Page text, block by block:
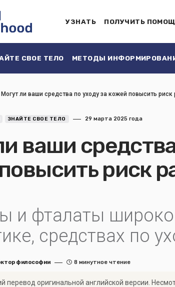
УЗНАТЬ ПОЛУЧИТЬ
СВОЕ ТЕЛО МЕТОДЫ
Могут ли ваши средства по уходу за кожей повысить риск
ЗНАЙТЕ СВОЕ ТЕЛО 29 марта 2025 года
ваши
риск
и фталаты
средствах по
философии 8 минутное чтение
перевод оригинальной английской версии.